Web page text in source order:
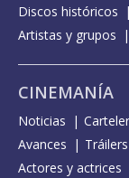
Discos históricos
Artistas y grupos
CINEMANÍA
Noticias
Avances
Tráilers
Actores y actrices